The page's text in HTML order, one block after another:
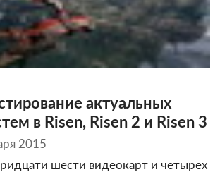
актуальных
в Risen, Risen 2 и Risen 3
2015
шести видеокарт и четырех